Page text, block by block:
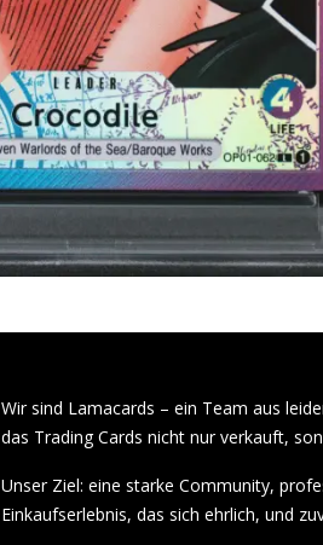
Wir sind Lamacards – ein Team aus
das Trading Cards nicht nur verkauft,
Unser Ziel: eine starke Community,
Einkaufserlebnis, das sich ehrlich, und